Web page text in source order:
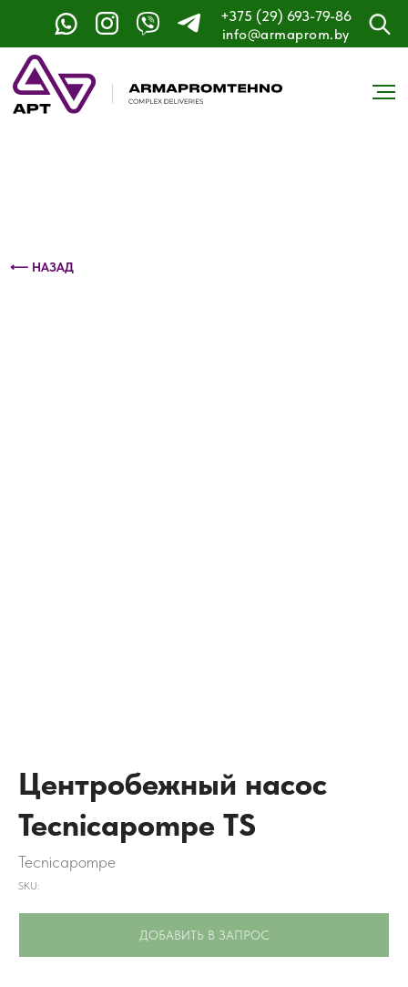
+375 (29) 693-79-86
info@armaprom.by
Контактный телефон: +375 (29) 693-79-86
⟵ НАЗАД
Центробежный насос
Tecnicapompe TS
Tecnicapompe
SKU:
ДОБАВИТЬ В ЗАПРОС